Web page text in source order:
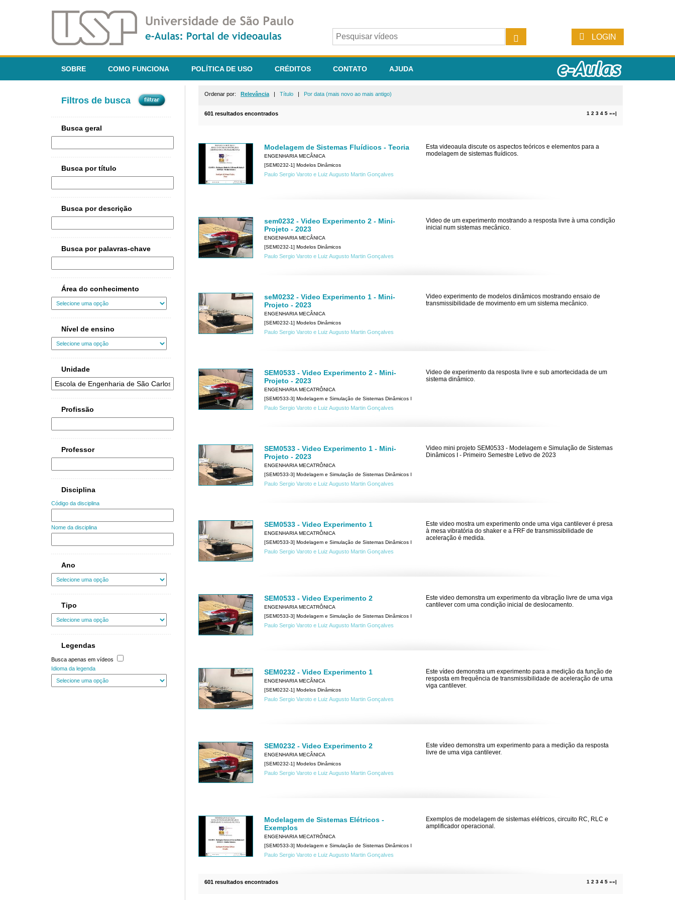
LOGIN
SOBRE COMO FUNCIONA POLÍTICA DE USO CRÉDITOS CONTATO AJUDA
Filtros de busca
Busca geral
Busca por título
Busca por descrição
Busca por palavras-chave
Área do conhecimento
Nível de ensino
Unidade
Profissão
Professor
Disciplina
Código da disciplina
Nome da disciplina
Ano
Tipo
Legendas
Busca apenas em vídeos
Idioma da legenda
Ordenar por: Relevância | Título | Por data (mais novo ao mais antigo)
1 2 3 4 5 »»|
601 resultados encontrados
Modelagem de Sistemas Fluídicos - Teoria
ENGENHARIA MECÂNICA
[SEM0232-1] Modelos Dinâmicos
Paulo Sergio Varoto e Luiz Augusto Martin Gonçalves
Esta videoaula discute os aspectos teóricos e elementos para a
modelagem de sistemas fluídicos.
sem0232 - Video Experimento 2 - Mini-
Projeto - 2023
ENGENHARIA MECÂNICA
[SEM0232-1] Modelos Dinâmicos
Paulo Sergio Varoto e Luiz Augusto Martin Gonçalves
Video de um experimento mostrando a resposta livre à uma condição
inicial num sistemas mecânico.
seM0232 - Video Experimento 1 - Mini-
Projeto - 2023
ENGENHARIA MECÂNICA
[SEM0232-1] Modelos Dinâmicos
Paulo Sergio Varoto e Luiz Augusto Martin Gonçalves
Video experimento de modelos dinâmicos mostrando ensaio de
transmissibilidade de movimento em um sistema mecânico.
SEM0533 - Video Experimento 2 - Mini-
Projeto - 2023
ENGENHARIA MECATRÔNICA
[SEM0533-3] Modelagem e Simulação de Sistemas Dinâmicos I
Paulo Sergio Varoto e Luiz Augusto Martin Gonçalves
Video de experimento da resposta livre e sub amortecidada de um
sistema dinâmico.
SEM0533 - Video Experimento 1 - Mini-
Projeto - 2023
ENGENHARIA MECATRÔNICA
[SEM0533-3] Modelagem e Simulação de Sistemas Dinâmicos I
Paulo Sergio Varoto e Luiz Augusto Martin Gonçalves
Video mini projeto SEM0533 - Modelagem e Simulação de Sistemas
Dinâmicos I - Primeiro Semestre Letivo de 2023
SEM0533 - Video Experimento 1
ENGENHARIA MECATRÔNICA
[SEM0533-3] Modelagem e Simulação de Sistemas Dinâmicos I
Paulo Sergio Varoto e Luiz Augusto Martin Gonçalves
Este video mostra um experimento onde uma viga cantilever é presa
à mesa vibratória do shaker e a FRF de transmissibilidade de
aceleração é medida.
SEM0533 - Video Experimento 2
ENGENHARIA MECATRÔNICA
[SEM0533-3] Modelagem e Simulação de Sistemas Dinâmicos I
Paulo Sergio Varoto e Luiz Augusto Martin Gonçalves
Este video demonstra um experimento da vibração livre de uma viga
cantilever com uma condição inicial de deslocamento.
SEM0232 - Video Experimento 1
ENGENHARIA MECÂNICA
[SEM0232-1] Modelos Dinâmicos
Paulo Sergio Varoto e Luiz Augusto Martin Gonçalves
Este vídeo demonstra um experimento para a medição da função de
resposta em frequência de transmissibilidade de aceleração de uma
viga cantilever.
SEM0232 - Video Experimento 2
ENGENHARIA MECÂNICA
[SEM0232-1] Modelos Dinâmicos
Paulo Sergio Varoto e Luiz Augusto Martin Gonçalves
Este vídeo demonstra um experimento para a medição da resposta
livre de uma viga cantilever.
Modelagem de Sistemas Elétricos -
Exemplos
ENGENHARIA MECATRÔNICA
[SEM0533-3] Modelagem e Simulação de Sistemas Dinâmicos I
Paulo Sergio Varoto e Luiz Augusto Martin Gonçalves
Exemplos de modelagem de sistemas elétricos, circuito RC, RLC e
amplificador operacional.
1 2 3 4 5 »»|
601 resultados encontrados